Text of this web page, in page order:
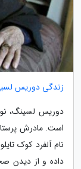
زندگی دوریس
دوریس لسینگ،
است. مادرش
نام آلفرد کوک
داده و از دیدن